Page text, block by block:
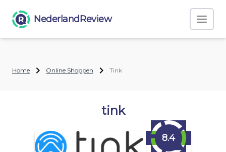
NederlandReview
Home Online Shoppen Tink
tink
8.4